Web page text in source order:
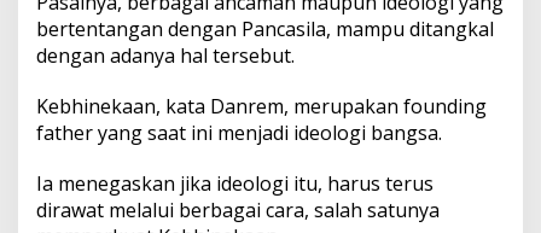
bertentangan dengan Pancasila, mampu ditangkal
dengan adanya hal tersebut.
Kebhinekaan, kata Danrem, merupakan founding
father yang saat ini menjadi ideologi bangsa.
Ia menegaskan jika ideologi itu, harus terus
dirawat melalui berbagai cara, salah satunya